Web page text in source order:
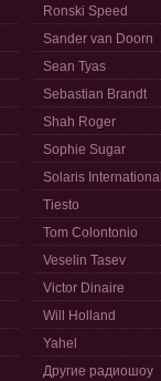
Ronski Speed
Sander van Doorn
Sean Tyas
Sebastian Brandt
Shah Roger
Sophie Sugar
Solaris International
Tiesto
Tom Colontonio
Veselin Tasev
Victor Dinaire
Will Holland
Yahel
Другие радиошоу